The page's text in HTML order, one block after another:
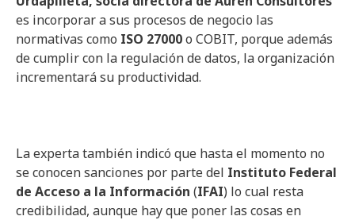
es incorporar a sus procesos de negocio las
normativas como ISO 27000o COBIT, porque además
de cumplir con la regulación de datos, la organización
incrementará su productividad.
La experta también indicó que hasta el momento no
se conocen sanciones por parte del Instituto Federal
de Acceso a la Información (IFAI) lo cual resta
credibilidad, aunque hay que poner las cosas en